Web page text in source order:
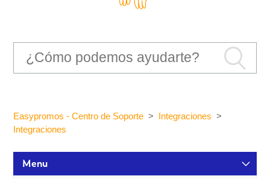
Easypromos - Centro de Soporte
Integraciones
Integraciones
Menu